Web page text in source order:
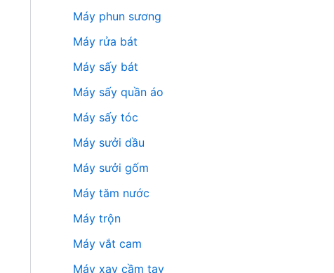
Máy phun sương
Máy rửa bát
Máy sấy bát
Máy sấy quần áo
Máy sấy tóc
Máy sưởi dầu
Máy sưởi gốm
Máy tăm nước
Máy trộn
Máy vắt cam
Máy xay cầm tay